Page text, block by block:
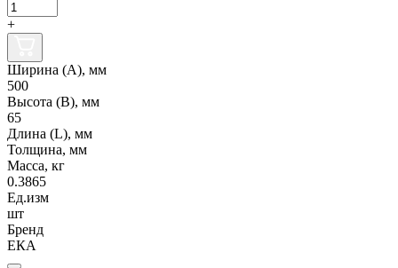
+
Ширина (А), мм
500
Высота (В), мм
65
Длина (L), мм
Толщина, мм
Масса, кг
0.3865
Ед.изм
шт
Бренд
ЕКА